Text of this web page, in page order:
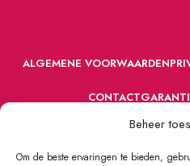
Beheer
Om de beste ervaringen te bieden,
ALGEMENE VOORWAARDEN
CONTACT